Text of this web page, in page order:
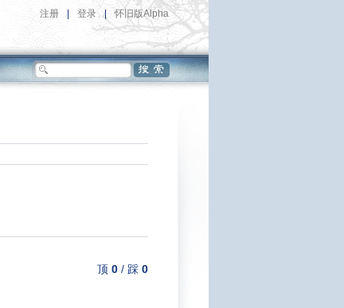
注册 登录 | 怀旧版Alpha
顶 0/ 踩 0